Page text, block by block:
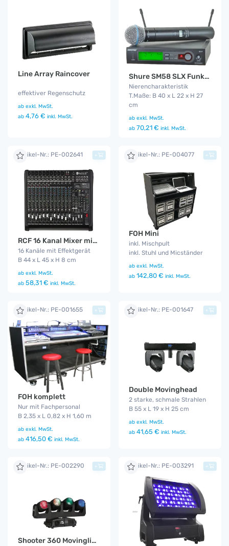
Line Array Raincover
effektiver Regenschutz
ab exkl. MwSt.
ab 4,76 € inkl. MwSt.
Shure SM58 SLX Funkmikro
Nierencharakteristik
T.Maße: B 40 x L 22 x H 27
cm
ab exkl. MwSt.
ab 70,21 € inkl. MwSt.
Artikel-Nr.: PE-002641
RCF 16 Kanal Mixer mit MP3 Player
16 Kanäle mit Effektgerät
B 44 x L 45 x H 8 cm
ab exkl. MwSt.
ab 58,31 € inkl. MwSt.
+ Artikel-Nr.: PE-004077
FOH Mini
inkl. Mischpult
inkl. Stuhl und Micständer
ab exkl. MwSt.
ab 142,80 € inkl. MwSt.
+
Artikel-Nr.: PE-001655
FOH komplett
Nur mit Fachpersonal
B 2,35 x L 0,82 x H 1,60 m
ab exkl. MwSt.
ab 416,50 € inkl. MwSt.
+ Artikel-Nr.: PE-001647
Double Movinghead
2 starke, schmale Strahlen
B 55 x L 19 x H 25 cm
ab exkl. MwSt.
ab 41,65 € inkl. MwSt.
+
Artikel-Nr.: PE-002290
Shooter 360 Movinglight
+ Artikel-Nr.: PE-003291 +